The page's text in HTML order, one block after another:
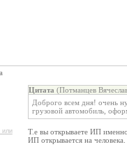
или
Цитата (Потманцев
Доброго всем дня! очень
грузовой автомобиль,
Т.е вы открываете ИП
ИП открывается на